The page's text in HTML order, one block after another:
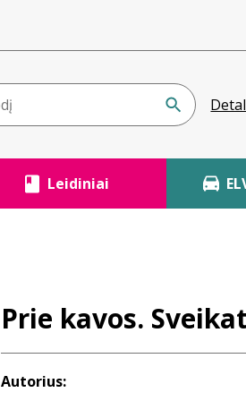
Leidiniai
Prie kavos.
Autorius: